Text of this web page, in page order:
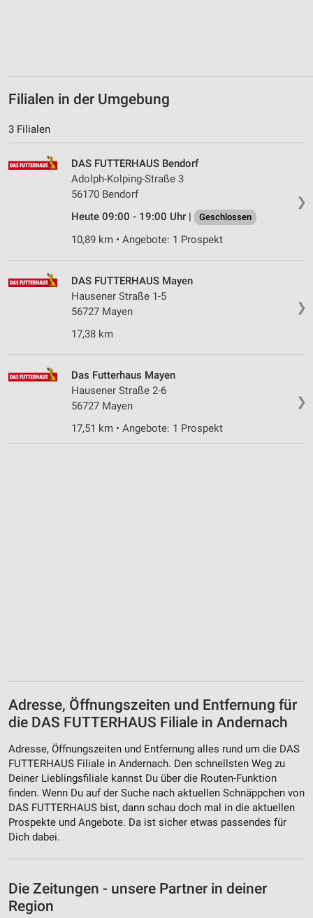
Filialen in der Umgebung
3 Filialen
❯
DAS FUTTERHAUS Bendorf
Adolph-Kolping-Straße 3
56170 Bendorf
Heute 09:00 - 19:00 Uhr |
Geschlossen
10,89 km • Angebote: 1 Prospekt
❯
DAS FUTTERHAUS Mayen
Hausener Straße 1-5
56727 Mayen
17,38 km
❯
Das Futterhaus Mayen
Hausener Straße 2-6
56727 Mayen
17,51 km • Angebote: 1 Prospekt
Adresse, Öffnungszeiten und Entfernung für
die DAS FUTTERHAUS Filiale in Andernach
Adresse, Öffnungszeiten und Entfernung alles rund um die DAS
FUTTERHAUS Filiale in Andernach. Den schnellsten Weg zu
Deiner Lieblingsfiliale kannst Du über die Routen-Funktion
finden. Wenn Du auf der Suche nach aktuellen Schnäppchen von
DAS FUTTERHAUS bist, dann schau doch mal in die aktuellen
Prospekte und Angebote. Da ist sicher etwas passendes für
Dich dabei.
Die Zeitungen - unsere Partner in deiner
Region
Analyse von Zielgruppen durch Statistiken oder
Quellen
Entwicklung und Verbesserung der Angebote
Verwendung reduzierter Daten zur Auswahl von
IAB-Besonderheiten:
Verwendung genauer Standortdaten
Geräte anhand von aktiv angeforderten
Informationen identifizieren
Nicht-IAB-Verarbeitungszwecke: